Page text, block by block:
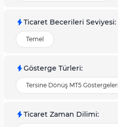
Ticaret Becerileri Seviyesi:
Temel
Gösterge Türleri:
Tersine Dönüş MT5 Göstergeleri
Ticaret Zaman Dilimi: